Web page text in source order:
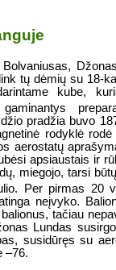
tų dėmių su 18-
kube,
pradžia buvo
rodyklė
aerostatų
apsiaustais ir
miegojo, tarsi
Per pirmas 20
neįvyko.
tačiau
Lundas
susidūręs su
–76.